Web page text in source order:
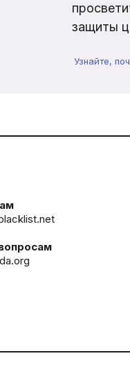
защиты
Узнайте,